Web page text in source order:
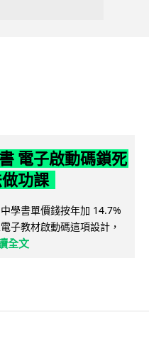
電子啟動碼鎖死
功課
學書單價錢按年加 14.7%
子教材啟動碼這項設計，
全文